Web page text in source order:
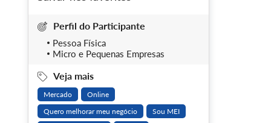
Perfil do Participante
Pessoa Física
Micro e Pequenas Empresas
Veja mais
Mercado
Online
Quero melhorar meu negócio
Sou MEI